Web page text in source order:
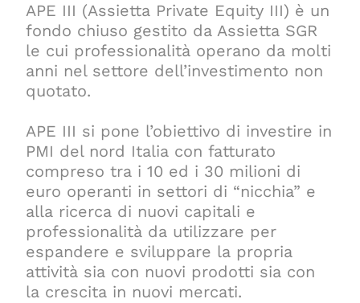
APE III (Assietta Private Equity III) è un
fondo chiuso gestito da Assietta SGR
le cui professionalità operano da molti
anni nel settore dell’investimento non
quotato.
APE III si pone l’obiettivo di investire in
PMI del nord Italia con fatturato
compreso tra i 10 ed i 30 milioni di
euro operanti in settori di “nicchia” e
alla ricerca di nuovi capitali e
professionalità da utilizzare per
espandere e sviluppare la propria
attività sia con nuovi prodotti sia con
la crescita in nuovi mercati.